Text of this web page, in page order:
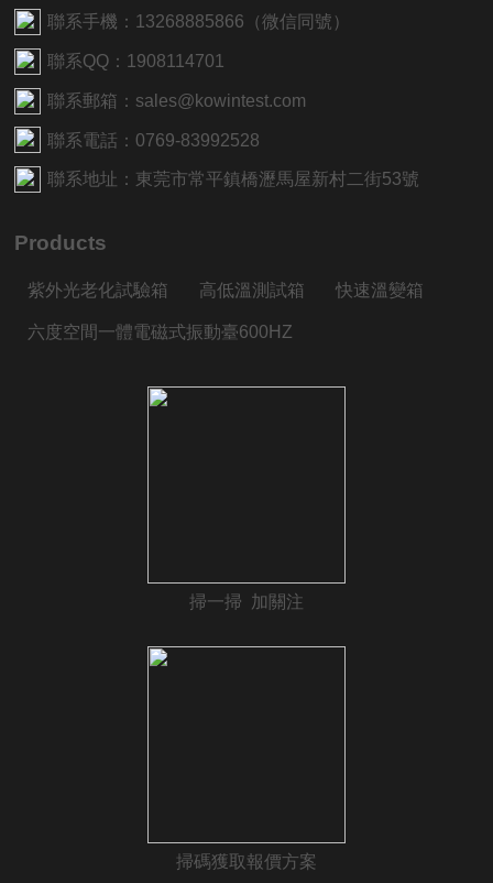
聯系手機：13268885866（微信同號）
聯系QQ：1908114701
聯系郵箱：sales@kowintest.com
聯系電話：0769-83992528
聯系地址：東莞市常平鎮橋瀝馬屋新村二街53號
Products
紫外光老化試驗箱 高低溫測試箱 快速溫變箱
六度空間一體電磁式振動臺600HZ
掃一掃 加關注
掃碼獲取報價方案